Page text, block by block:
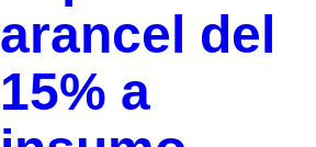
arancel del
15% a